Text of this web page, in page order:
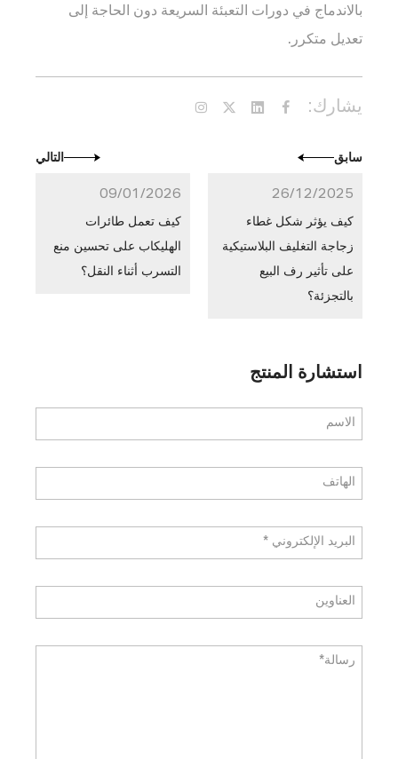
بالاندماج في دورات التعبئة السريعة دون الحاجة إلى
تعديل متكرر.
يشارك:
سابق
26/12/2025
كيف يؤثر شكل غطاء
زجاجة التغليف البلاستيكية
على تأثير رف البيع
بالتجزئة؟
التالي
09/01/2026
كيف تعمل طائرات
الهليكاب على تحسين منع
التسرب أثناء النقل؟
استشارة المنتج